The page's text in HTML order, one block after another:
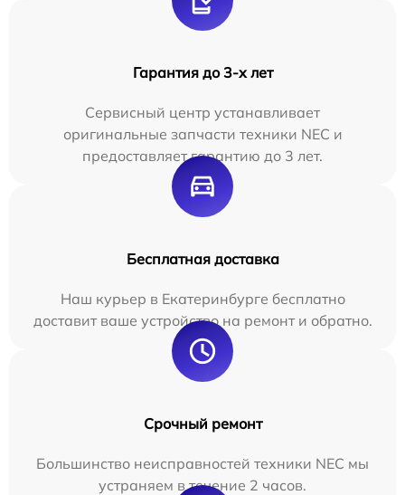
Гарантия до 3-х лет
Сервисный центр устанавливает
оригинальные запчасти техники NEC и
предоставляет гарантию до 3 лет.
Бесплатная доставка
Наш курьер в Екатеринбурге бесплатно
доставит ваше устройство на ремонт и обратно.
Срочный ремонт
Большинство неисправностей техники NEC мы
устраняем в течение 2 часов.